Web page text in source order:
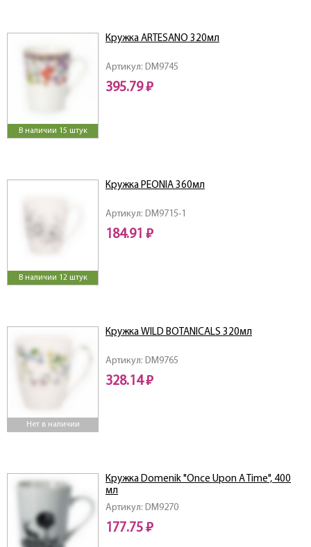
В наличии 15 штук
Артикул: DM9745
Кружка ARTESANO 320мл
395.79 ₽
В наличии 12 штук
Артикул: DM9715-1
Кружка PEONIA 360мл
184.91 ₽
Нет в наличии
Артикул: DM9765
Кружка WILD BOTANICALS 320мл
328.14 ₽
Артикул: DM9270
Кружка Domenik "Once Upon A Time", 400
мл
177.75 ₽